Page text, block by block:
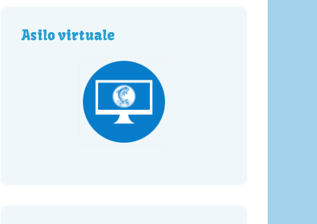
Asilo virtuale